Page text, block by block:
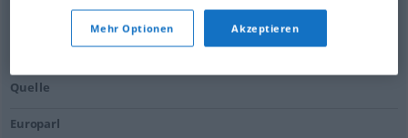
Europarl
Quelle
Europarl
Mehr Optionen Akzeptieren